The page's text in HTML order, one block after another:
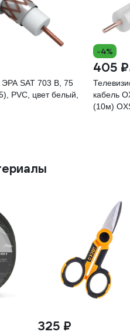
ЭРА SAT 703 B, 75
PVC, цвет белый,
-4%
405 ₽
кабель
(10м)
325 ₽